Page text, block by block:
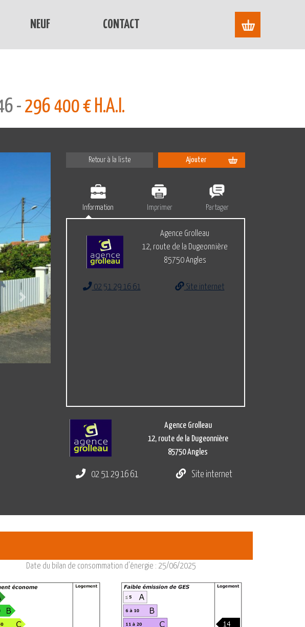
NEUF CONTACT
- 296 400 € H.A.I.
Suivante
Retour à la liste Ajouter
Information Imprimer Partager
Agence Grolleau
12, route de la Dugeonnière
85750 Angles
02 51 29 16 61 Site internet
Agence Grolleau
12, route de la Dugeonnière
85750 Angles
02 51 29 16 61 Site internet
Date du bilan de consommation d'énergie : 25/06/2025